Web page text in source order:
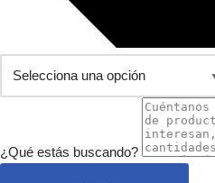
¿Qué estás buscando?